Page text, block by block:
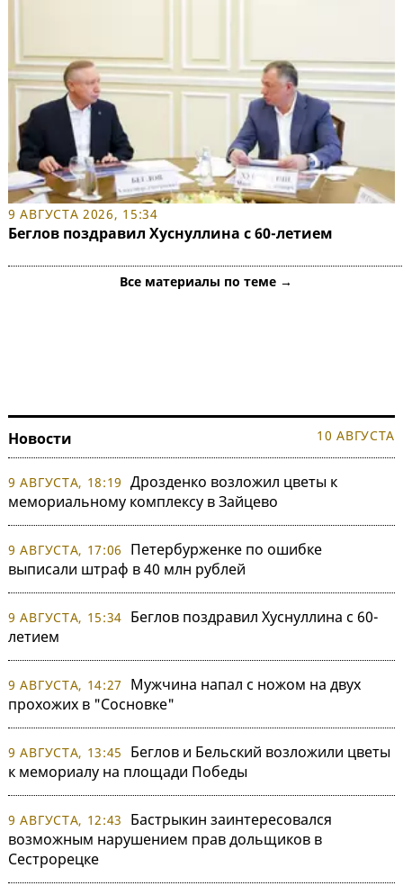
9 АВГУСТА 2026, 15:34
Беглов поздравил Хуснуллина с 60-летием
Все материалы по теме →
Новости 10 АВГУСТА
9 АВГУСТА, 18:19 Дрозденко возложил цветы к
мемориальному комплексу в Зайцево
9 АВГУСТА, 17:06
Петербурженке по ошибке
выписали штраф в 40 млн рублей
9 АВГУСТА, 15:34 Беглов поздравил Хуснуллина с 60-
летием
9 АВГУСТА, 14:27
Мужчина напал с ножом на двух
прохожих в "Сосновке"
9 АВГУСТА, 13:45
Беглов и Бельский возложили цветы
к мемориалу на площади Победы
9 АВГУСТА, 12:43
Бастрыкин заинтересовался
возможным нарушением прав дольщиков в
Сестрорецке